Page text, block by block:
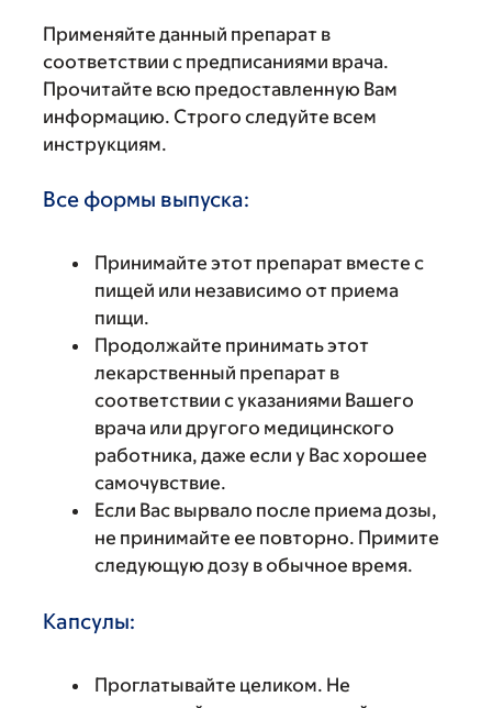
Применяйте данный препарат в
соответствии с предписаниями врача.
Прочитайте всю предоставленную Вам
информацию. Строго следуйте всем
инструкциям.
Все формы выпуска:
Принимайте этот препарат вместе с
пищей или независимо от приема
пищи.
Продолжайте принимать этот
лекарственный препарат в
соответствии с указаниями Вашего
врача или другого медицинского
работника, даже если у Вас хорошее
самочувствие.
Если Вас вырвало после приема дозы,
не принимайте ее повторно. Примите
следующую дозу в обычное время.
Капсулы:
Проглатывайте целиком. Не